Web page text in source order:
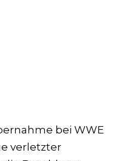
bei WWE
verletzter